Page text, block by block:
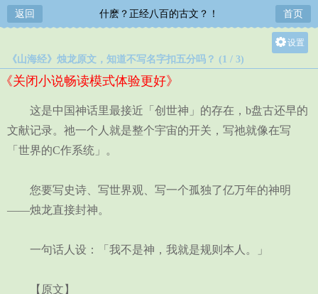
返回 什麽？正经八百的古文？！ 首页
设置
中
小
《山海经》烛龙原文，知道不写名字扣五分吗？ (1 / 3)
《关闭小说畅读模式体验更好》
这是中国神话里最接近「创世神」的存在，b盘古还早的
文献记录。祂一个人就是整个宇宙的开关，写祂就像在写
「世界的C作系统」。
您要写史诗、写世界观、写一个孤独了亿万年的神明
——烛龙直接封神。
一句话人设：「我不是神，我就是规则本人。」
【原文】